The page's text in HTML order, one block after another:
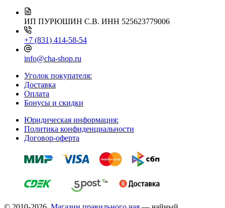
ИП ПУРЮШИН С.В. ИНН 525623779006
+7 (831) 414-58-54
info@cha-shop.ru
Уголок покупателя:
Доставка
Оплата
Бонусы и скидки
Юридическая информация:
Политика конфиденциальности
Договор-оферта